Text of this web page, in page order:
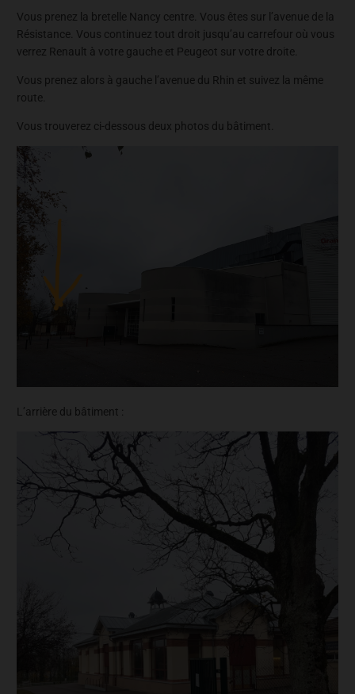
Vous prenez la bretelle Nancy centre. Vous êtes sur l’avenue de la
Résistance. Vous continuez tout droit jusqu’au carrefour où vous
verrez Renault à votre gauche et Peugeot sur votre droite.
Vous prenez alors à gauche l’avenue du Rhin et suivez la même
route.
Vous trouverez ci-dessous deux photos du bâtiment.
L’arrière du bâtiment :